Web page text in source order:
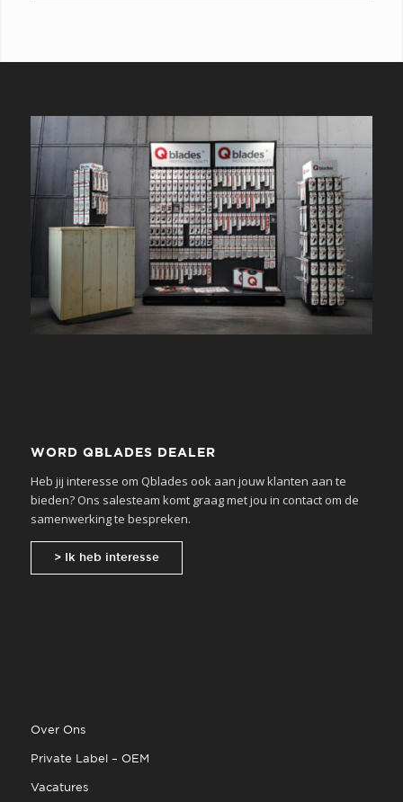
WORD QBLADES DEALER
Heb jij interesse om Qblades ook aan jouw klanten aan te
bieden? Ons salesteam komt graag met jou in contact om de
samenwerking te bespreken.
> Ik heb interesse
Over Ons
Private Label – OEM
Vacatures